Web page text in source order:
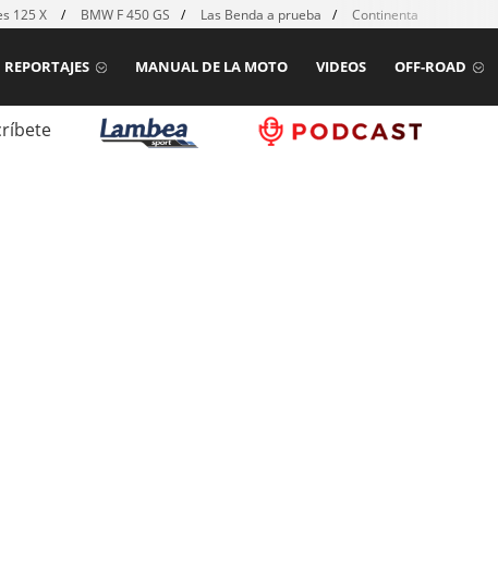
125 X BMW F 450 GS Las Benda a prueba Continental TKC80 mk2
OFF-ROAD
VIDEOS
MANUAL DE LA MOTO
REPORTAJES